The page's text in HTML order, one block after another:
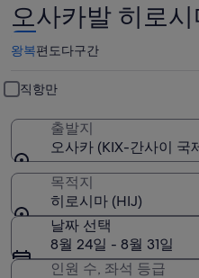
오사카발 히로
왕복편도다구간
직항만
출발지
오사카 (KIX-간사이 국
목적지
히로시마 (HIJ)
날짜 선택
8월 24일 - 8월 31일
인원 수, 좌석 등급